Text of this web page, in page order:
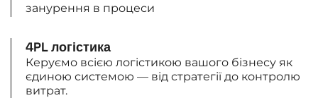
занурення в процеси
4PL логістика
Керуємо всією логістикою вашого бізнесу як
єдиною системою — від стратегії до контролю
витрат.